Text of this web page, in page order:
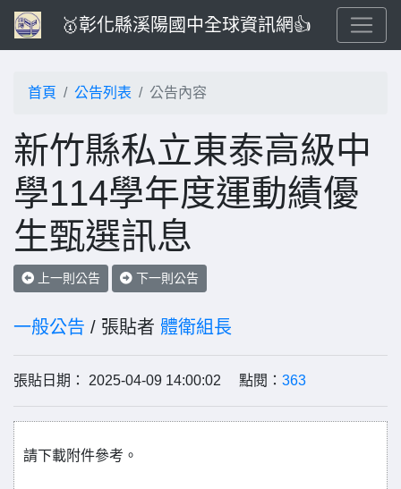
🥇彰化縣溪陽國中全球資訊網👍
首頁 公告列表 公告內容
新竹縣私立東泰高級中
學114學年度運動績優
生甄選訊息
上一則公告 下一則公告
一般公告 / 張貼者 體衛組長
張貼日期： 2025-04-09 14:00:02 點閱： 363
請下載附件參考。